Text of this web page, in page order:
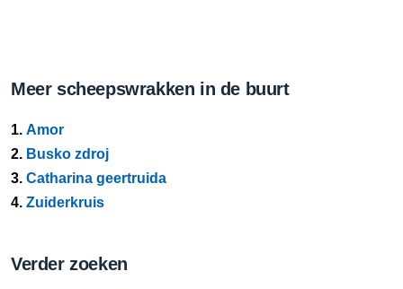
Meer scheepswrakken in de buurt
1. Amor
2. Busko zdroj
3. Catharina geertruida
4. Zuiderkruis
Verder zoeken